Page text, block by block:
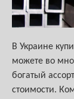
В Украине
можете во
богатый
стоимости.